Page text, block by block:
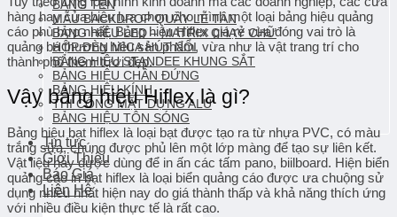
BẢNG TÊN
MẪU BACKDROP QUẦY LỄ TÂN
BẢNG HIỆU LED – MATRIX CHẠY CHỮ
HỘP ĐÈN MICA HÚT NỔI
BẢNG HIỆU STANDEE KHUNG SẮT
BẢNG HIỆU CHÂN ĐỨNG
BẢNG HIỆU KÍNH
THI CÔNG MẶT DỰNG ALU
BẢNG HIỆU TÔN SÓNG
Tin tức
Giới Thiệu
Báo Giá
Liên Hệ
hàng hay cửa hiệu lựa chọn cho mình một loại bảng hiệu quảng
cáo phù hợp nhất.Bảng hiệu Hiflex giá rẻ vừa đóng vai trò là
quảng bá thương hiệu sản phẩm, vừa như là vật trang trí cho
thành phố thêm tươi đẹp.
Vậy bảng hiệu Hiflex là gì?
Bảng hiệu bạt hiflex là loại bạt được tạo ra từ nhựa PVC, có màu
trắng sữa, chúng được phủ lên một lớp màng để tạo sự liên kết.
Vật liệu này được dùng để in ấn các tấm pano, biilboard. Hiện biển
quảng cáo in bạt hiflex là loại biển quảng cáo được ưa chuộng sử
dụng nhiều nhất hiện nay do giá thành thấp và khả năng thích ứng
với nhiều điều kiện thực tế là rất cao.